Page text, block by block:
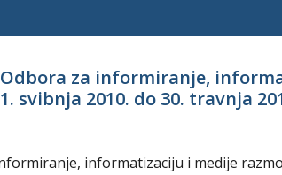
Odbora za informiranje,
svibnja 2010. do 30. travnja
informatizaciju i medije